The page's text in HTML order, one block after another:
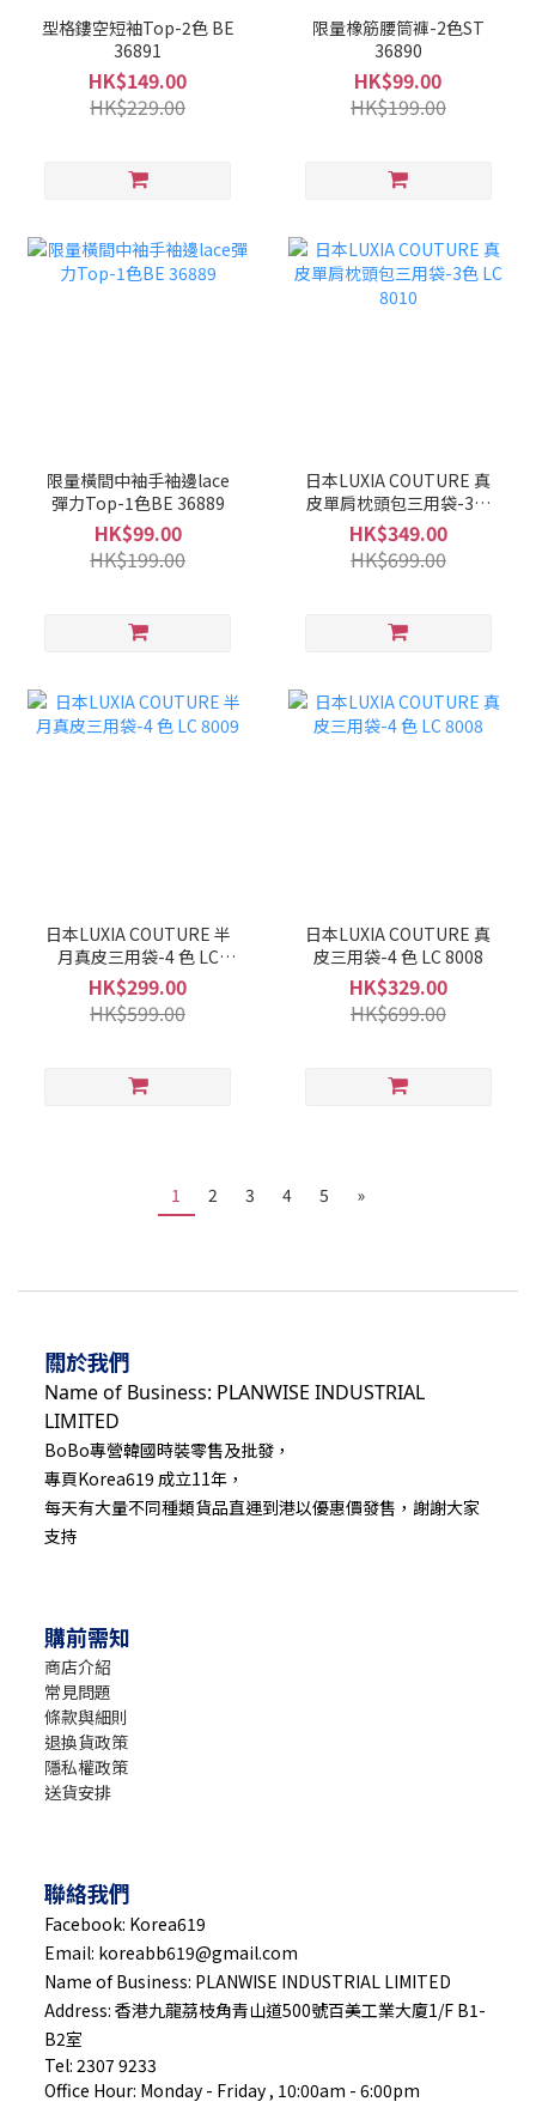
型格鏤空短袖Top-2色 BE
36891
HK$149.00
HK$229.00
限量橡筋腰筒褲-2色ST
36890
HK$99.00
HK$199.00
限量橫間中袖手袖邊lace
彈力Top-1色BE 36889
HK$99.00
HK$199.00
日本LUXIA COUTURE 真
皮單肩枕頭包三用袋-3色
LC 8010
HK$349.00
HK$699.00
日本LUXIA COUTURE 半
月真皮三用袋-4 色 LC
8009
HK$299.00
HK$599.00
日本LUXIA COUTURE 真
皮三用袋-4 色 LC 8008
HK$329.00
HK$699.00
1 2 3 4 5 »
關於我們
Name of Business: PLANWISE INDUSTRIAL
LIMITED
BoBo專營韓國時裝零售及批發，
專頁Korea619 成立11年，
每天有大量不同種類貨品直運到港以優惠價發售，謝謝大家
支持
購前需知
商店介紹
常見問題
條款與細則
退換貨政策
隱私權政策
送貨安排
聯絡我們
Facebook: Korea619
Email: koreabb619@gmail.com
Name of Business: PLANWISE INDUSTRIAL LIMITED
Address: 香港九龍茘枝角青山道500號百美工業大廈1/F B1-
B2室
Tel: 2307 9233
Office Hour: Monday - Friday , 10:00am - 6:00pm